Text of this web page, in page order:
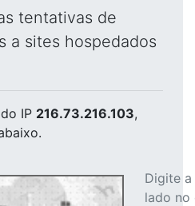
tentativas de
a sites hospedados
do IP 216.73.216.103,
Digite
lado no